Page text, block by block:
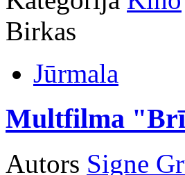
Birkas
Jūrmala
Multfilma
Autors Signe